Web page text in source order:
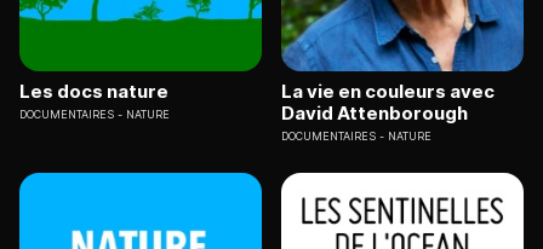
Les docs nature
DOCUMENTAIRES NATURE
La vie en couleurs avec
David Attenborough
DOCUMENTAIRES NATURE